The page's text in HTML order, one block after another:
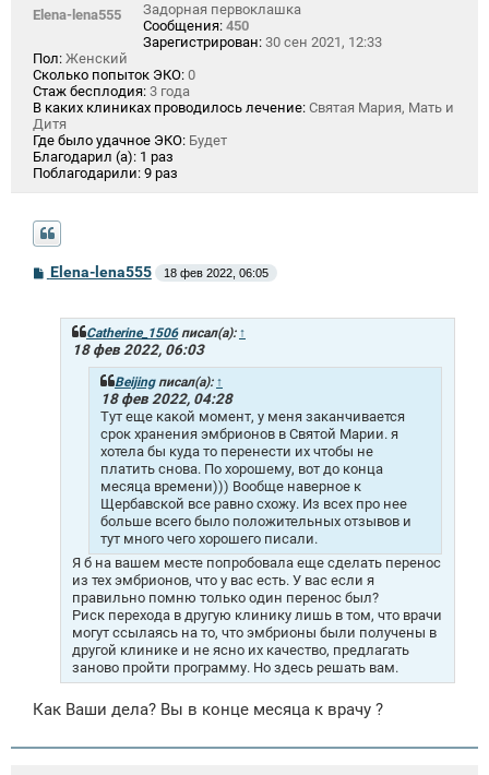
Elena-lena555
Задорная первоклашка
Сообщения: 450
Зарегистрирован: 30 сен 2021, 12:33
Пол: Женский
Сколько попыток ЭКО: 0
Стаж бесплодия: 3 года
В каких клиниках проводилось лечение: Святая Мария, Мать и
Дитя
Где было удачное ЭКО: Будет
Благодарил (а): 1 раз
Поблагодарили: 9 раз
СElena-lena555 18 фев 2022, 06:05
Catherine_1506писал(а): ↑
18 фев 2022, 06:03
Beijingписал(а): ↑
18 фев 2022, 04:28
Тут еще какой момент, у меня заканчивается
срок хранения эмбрионов в Святой Марии. я
хотела бы куда то перенести их чтобы не
платить снова. По хорошему, вот до конца
месяца времени))) Вообще наверное к
Щербавской все равно схожу. Из всех про нее
больше всего было положительных отзывов и
тут много чего хорошего писали.
Я б на вашем месте попробовала еще сделать перенос
из тех эмбрионов, что у вас есть. У вас если я
правильно помню только один перенос был?
Риск перехода в другую клинику лишь в том, что врачи
могут ссылаясь на то, что эмбрионы были получены в
другой клинике и не ясно их качество, предлагать
заново пройти программу. Но здесь решать вам.
Как Ваши дела? Вы в конце месяца к врачу ?